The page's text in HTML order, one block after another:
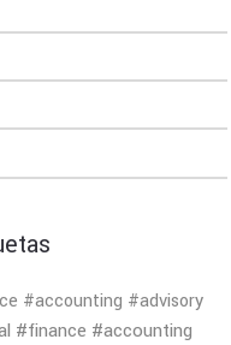
#accounting #advisory
#finance #accounting